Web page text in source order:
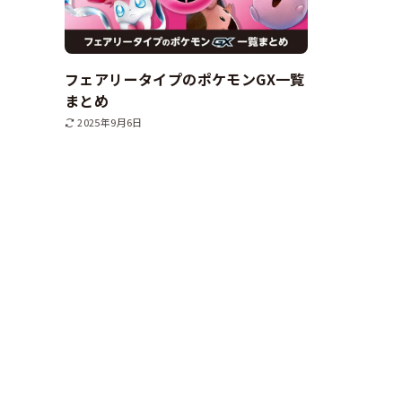
フェアリータイプのポケモンGX一覧
まとめ
2025年9月6日